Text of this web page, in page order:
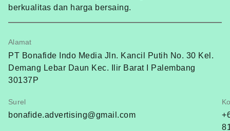
berkualitas dan harga bersaing.
Alamat
PT Bonafide Indo Media Jln. Kancil Putih No. 30 Kel.
Demang Lebar Daun Kec. Ilir Barat I Palembang
30137P
Surel
bonafide.advertising@gmail.com